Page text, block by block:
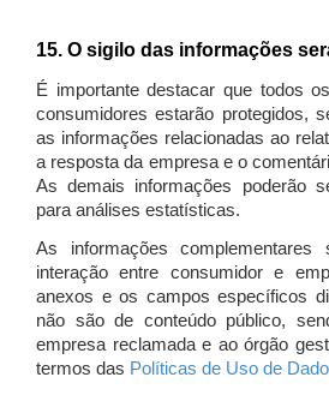
15. O sigilo das informações
É importante destacar que todos
consumidores estarão protegidos,
as informações relacionadas ao
a resposta da empresa e o
As demais informações poderão
para análises estatísticas.
As informações complementares
interação entre consumidor e
anexos e os campos específicos
não são de conteúdo público,
empresa reclamada e ao órgão
termos das Políticas de Uso de